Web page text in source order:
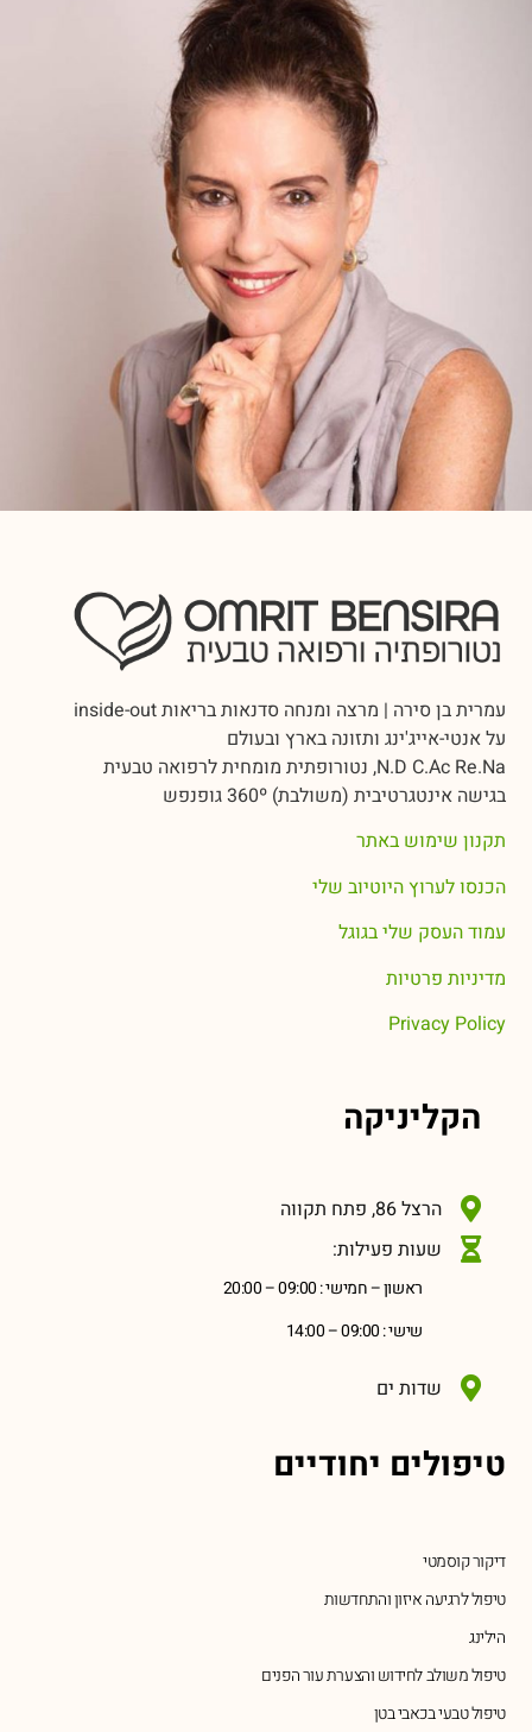
עמרית בן סירה | מרצה ומנחה סדנאות בריאות inside-out
על אנטי-אייג'ינג ותזונה בארץ ובעולם
N.D C.Ac Re.Na, נטורופתית מומחית לרפואה טבעית
בגישה אינטגרטיבית (משולבת) 360º גופנפש
תקנון שימוש באתר
הכנסו לערוץ היוטיוב שלי
עמוד העסק שלי בגוגל
מדיניות פרטיות
Privacy Policy
הקליניקה
הרצל 86, פתח תקווה
שעות פעילות:
ראשון – חמישי : 09:00 – 20:00
שישי : 09:00 – 14:00
שדות ים
טיפולים יחודיים
דיקור קוסמטי
טיפול לרגיעה איזון והתחדשות
הילינג
טיפול משולב לחידוש והצערת עור הפנים
טיפול טבעי בכאבי בטן